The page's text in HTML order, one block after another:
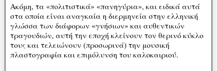
Ακόμη, τα «πολιτιστικά» «πανηγύρια», και ειδικά αυτά
στα οποία είναι αναγκαία η διερμηνεία στην ελληνική
γλώσσα των διάφορων «γνήσιων» και αυθεντικών
τραγουδιών, αυτή την εποχή κλείνουν τον θερινό κύκλο
τους και τελειώνουν (προσωρινά) την μουσική
πλαστογραφία και επιμόλυνση του καλοκαιριού.